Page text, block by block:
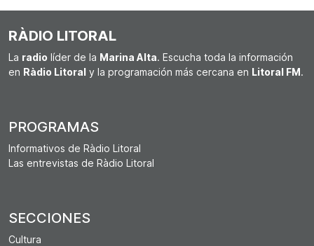
RÀDIO LITORAL
La radio líder de la Marina Alta. Escucha toda la información
en Ràdio Litoral y la programación más cercana en Litoral FM.
PROGRAMAS
Informativos de Ràdio Litoral
Las entrevistas de Ràdio Litoral
SECCIONES
Cultura